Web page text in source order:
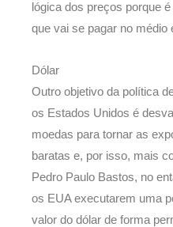
lógica dos preços porque
que vai se pagar no médio
Dólar
Outro objetivo da política
os Estados Unidos é
moedas para tornar as
baratas e, por isso, mais
Pedro Paulo Bastos, no
os EUA executarem uma
valor do dólar de forma